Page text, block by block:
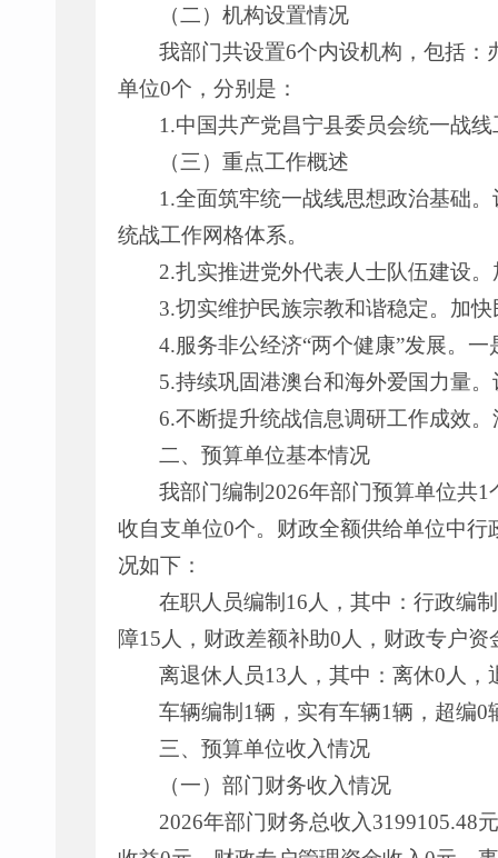
（二）机构设置情况
我部门共设置6个内设机构，包括
单位0个，分别是：
1.中国共产党昌宁县委员会统一战
（三）重点工作概述
1.全面筑牢统一战线思想政治基础
统战工作网格体系。
2.扎实推进党外代表人士队伍建设
3.切实维护民族宗教和谐稳定。加
4.服务非公经济“两个健康”发展。
5.持续巩固港澳台和海外爱国力量
6.不断提升统战信息调研工作成效
二、预算单位基本情况
我部门编制2026年部门预算单位共
收自支单位0个。财政全额供给单位中
况如下：
在职人员编制16人，其中：行政编
障15人，财政差额补助0人，财政专户
离退休人员13人，其中：离休0人，
车辆编制1辆，实有车辆1辆，超编0
三、预算单位收入情况
（一）部门财务收入情况
2026年部门财务总收入3199105.48